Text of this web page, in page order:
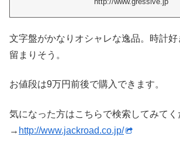
文字盤がかなりオシャレな逸品。時計
留まりそう。
お値段は9万円前後で購入できます。
気になった方はこちらで検索してみてく
→ http://www.jackroad.co.jp/